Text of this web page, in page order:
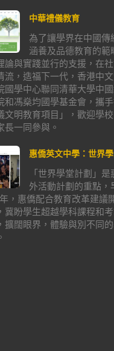
中華禮儀教育
為了讓學界在中國傳
涵養及品德教育的範
論與實踐並行的支援，在
流，造福下一代，香港中
國學中心聯同清華大學中
和馮燊均國學基金會，攜
文明教育項目」，歡迎學
長一同參與。
惠僑英文中學：世界
「世界學堂計劃」是
外活動計劃的重點，
，惠僑配合教育改革建議
冀盼學生超越學科課程和
擴闊眼界，體驗與別不同